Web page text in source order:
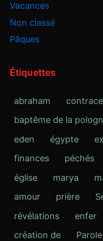
Vacances
Non classé
Pâques
Étiquettes
abraham
baptême de la
eden
égypte
finances
péchés
église
marya
amour
prière
révélations
enfer
création de